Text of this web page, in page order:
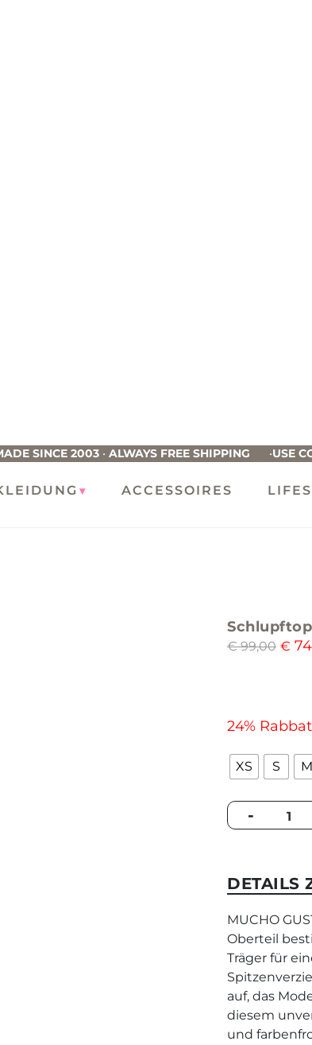
SINCE 2003 • ALWAYS FREE SHIPPING •USE
ACCESSOIRES
€99,00 €
24%
XS S M
-
Taupe
quantity
DETAILS
MUCHO
Oberteil
Träger für
auf, das
diesem
und